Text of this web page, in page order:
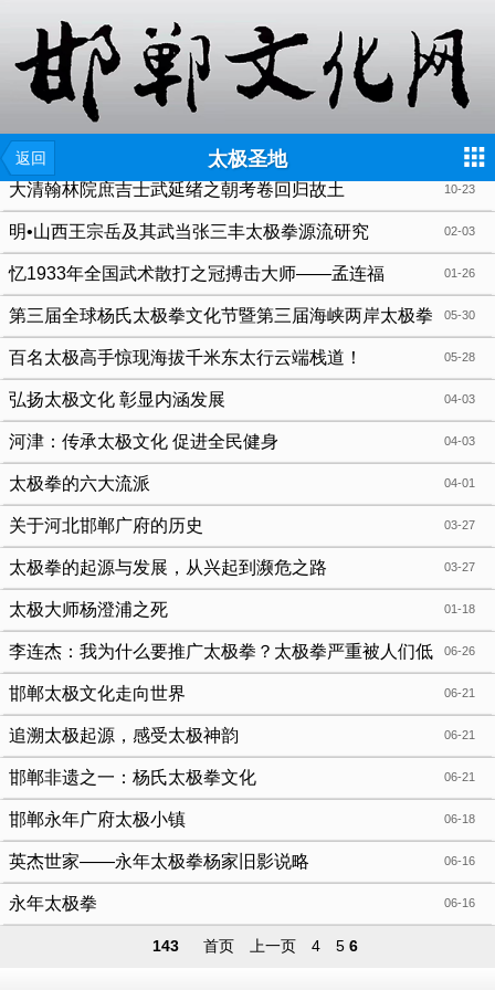
返回 太极圣地
10-23
大清翰林院庶吉士武延绪之朝考卷回归故土
02-03
明•山西王宗岳及其武当张三丰太极拳源流研究
01-26
忆1933年全国武术散打之冠搏击大师——孟连福
05-30
第三届全球杨氏太极拳文化节暨第三届海峡两岸太极拳
文化交流大会 05-28
百名太极高手惊现海拔千米东太行云端栈道！
04-03
弘扬太极文化 彰显内涵发展
04-03
河津：传承太极文化 促进全民健身
04-01
太极拳的六大流派
03-27
关于河北邯郸广府的历史
03-27
太极拳的起源与发展，从兴起到濒危之路
01-18
太极大师杨澄浦之死
06-26
李连杰：我为什么要推广太极拳？太极拳严重被人们低
估！ 06-21
邯郸太极文化走向世界
06-21
追溯太极起源，感受太极神韵
06-21
邯郸非遗之一：杨氏太极拳文化
06-18
邯郸永年广府太极小镇
06-16
英杰世家——永年太极拳杨家旧影说略
06-16
永年太极拳
143 首页 上一页 4 5 6